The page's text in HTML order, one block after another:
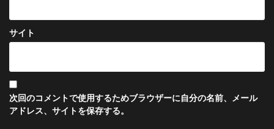
サイト
次回のコメントで使用するためブラウザーに自分の名前、メール
アドレス、サイトを保存する。